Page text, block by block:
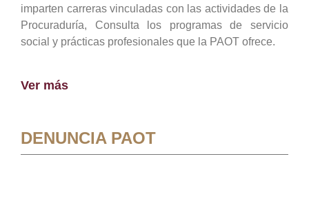
imparten carreras vinculadas con las actividades de la
Procuraduría, Consulta los programas de servicio
social y prácticas profesionales que la PAOT ofrece.
Ver más
DENUNCIA PAOT